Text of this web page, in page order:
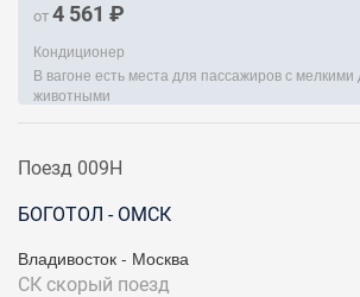
от 4 561 ₽
Кондиционер
В вагоне есть места для пассажиров с
животными
Поезд 009Н
БОГОТОЛ - ОМСК
Владивосток - Москва
СК скорый поезд